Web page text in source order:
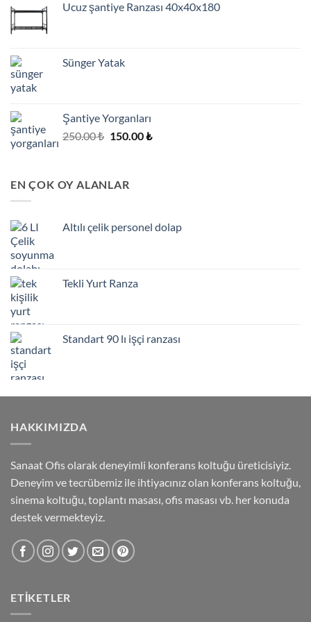
1,800.00 ₺.
Ucuz şantiye Ranzası 40x40x180
Sünger Yatak
Şantiye Yorganları
250.00₺ Orijinal
150.00₺Şu
EN ÇOK OY ALANLAR
Altılı çelik personel dolap
Tekli Yurt Ranza
Standart 90 lı işçi ranzası
HAKKIMIZDA
Sanaat Ofis olarak deneyimli konferans koltuğu üreticisiyiz.
Deneyim ve tecrübemiz ile ihtiyacınız olan konferans koltuğu,
sinema koltuğu, toplantı masası, ofis masası vb. her konuda
destek vermekteyiz.
ETIKETLER